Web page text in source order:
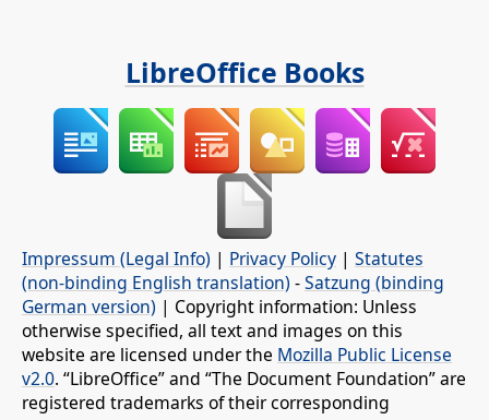
LibreOffice Books
Impressum (Legal Info) | Privacy Policy | Statutes
(non-binding English translation) -Satzung (binding
German version) | Copyright information: Unless
otherwise specified, all text and images on this
website are licensed under the Mozilla Public License
v2.0. “LibreOffice” and “The Document Foundation” are
registered trademarks of their corresponding